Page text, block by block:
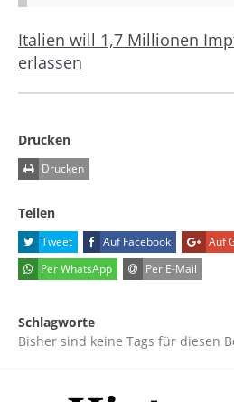
Italien will 1,7 Millionen
erlassen
Drucken
Drucken
Teilen
Tweet Auf Facebook Auf
Per WhatsApp
Per E-Mail
Schlagworte
Bisher sind keine Tags für diesen